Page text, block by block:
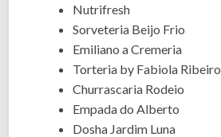
Nutrifresh
Sorveteria Beijo Frio
Emiliano a Cremeria
Torteria by Fabiola Ribeiro
Churrascaria Rodeio
Empada do Alberto
Dosha Jardim Luna